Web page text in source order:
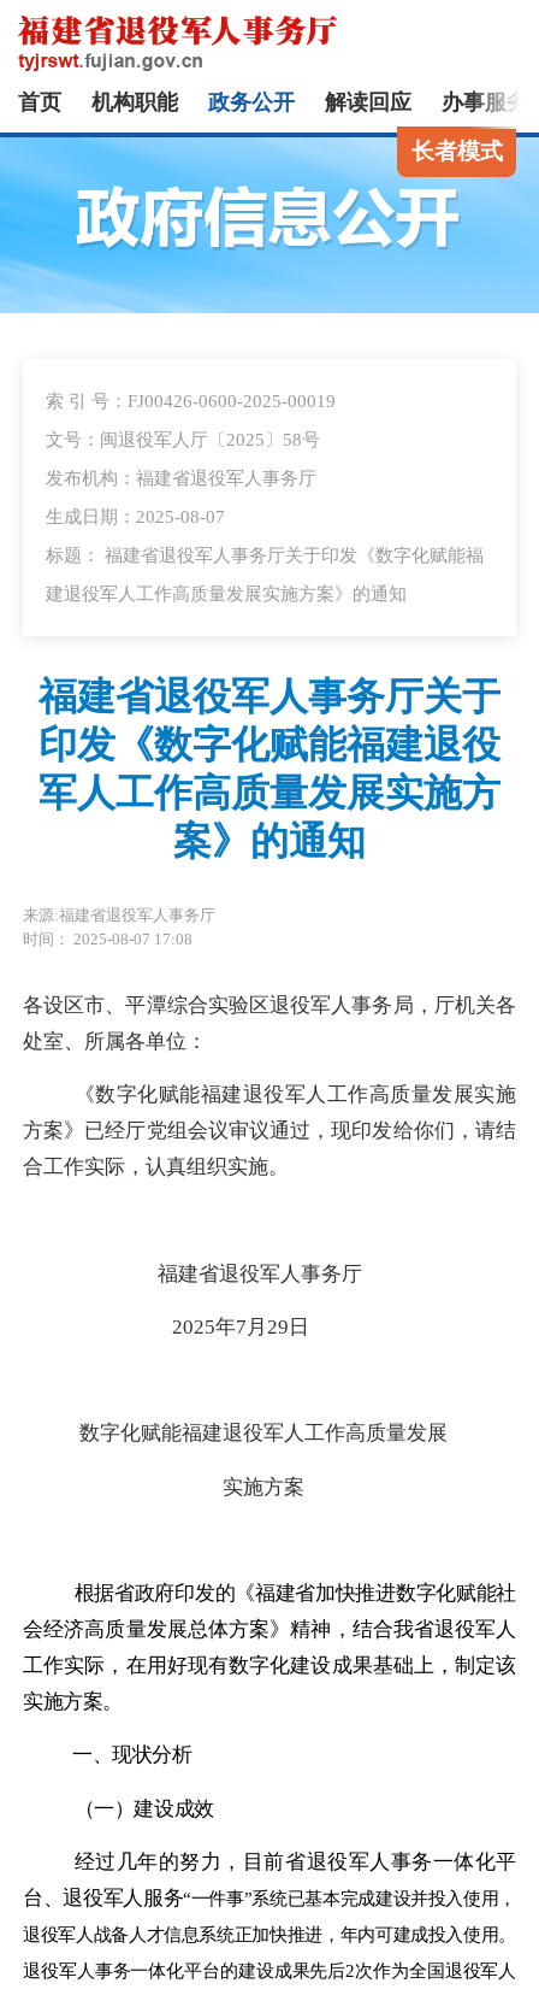
首页 机构职能 政务公开 解读回应 办事服务
长者模式
索 引 号：FJ00426-0600-2025-00019
文号：闽退役军人厅〔2025〕58号
发布机构：福建省退役军人事务厅
生成日期：2025-08-07
标题： 福建省退役军人事务厅关于印发《数字化赋能福
建退役军人工作高质量发展实施方案》的通知
福建省退役军人事务厅关于
印发《数字化赋能福建退役
军人工作高质量发展实施方
案》的通知
来源:福建省退役军人事务厅
时间： 2025-08-07 17:08
各设区市、平潭综合实验区退役军人事务局，厅机关各
处室、所属各单位 ：
《数字化赋能福建退役军人工作高质量发展实施
方案》已经厅党组会议审议通过，现印发给你们，请结
合工作实际，认真组织实施。
福建省退役军人事务厅
2025年7月29日
数字化赋能福建退役军人工作高质量发展
实施方案
根据省政府印发的《福建省加快推进数字化赋能社
会经济高质量发展总体方案》精神，结合我省退役军人
工作实际，在用好现有数字化建设成果基础上，制定该
实施方案。
一、现状分析
（一）建设成效
经过几年的努力，目前省退役军人事务一体化平
台、退役军人服务“一件事”系统已基本完成建设并投入使用，
退役军人战备人才信息系统正加快推进，年内可建成投入使用。
退役军人事务一体化平台的建设成果先后2次作为全国退役军人